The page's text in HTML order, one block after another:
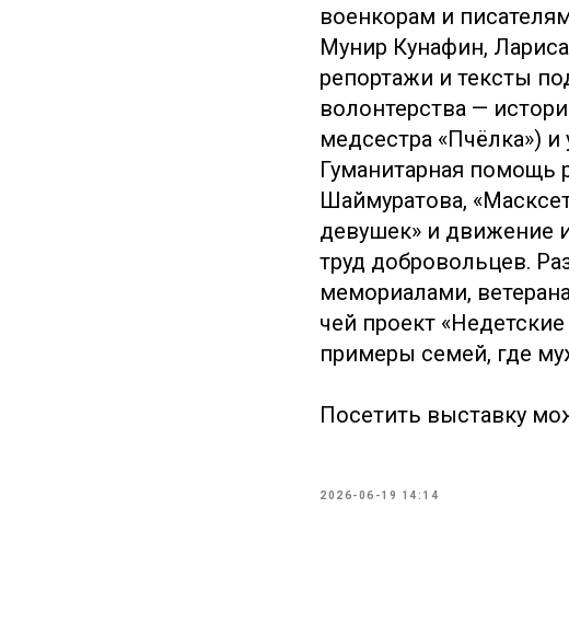
военкорам и
Мунир Кунафин,
репортажи и тексты
волонтерства —
медсестра «Пчёлка»)
Гуманитарная помощь
Шаймуратова,
девушек» и движение
труд добровольцев.
мемориалами,
чей проект
примеры семей, где
Посетить выставку
2026-06-19 14:14